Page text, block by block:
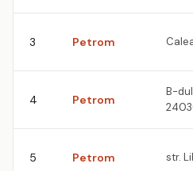
3 Petrom
4 Petrom
B-
5 Petrom str.